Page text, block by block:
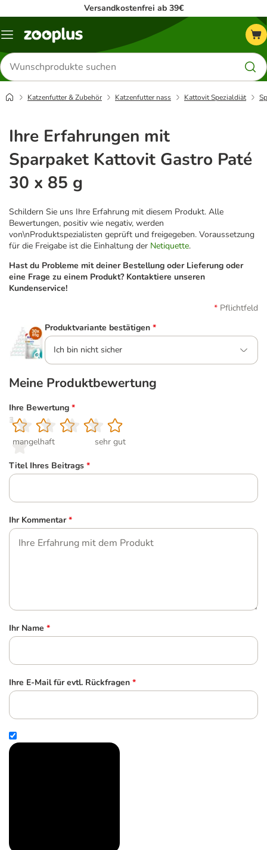
Versandkostenfrei ab 39€
Menü
Produkte
suchen
Katzenfutter & Zubehör Katzenfutter nass Kattovit Spezialdiät
Ihre Erfahrungen mit
Sparpaket Kattovit Gastro Paté
30 x 85 g
Schildern Sie uns Ihre Erfahrung mit diesem Produkt. Alle
Bewertungen, positiv wie negativ, werden
von\nProduktspezialisten geprüft und freigegeben. Voraussetzung
für die Freigabe ist die Einhaltung der Netiquette.
Hast du Probleme mit deiner Bestellung oder Lieferung oder
eine Frage zu einem Produkt? Kontaktiere unseren
Kundenservice!
Pflichtfeld
Produktvariante bestätigen *
Ich bin nicht sicher
Meine Produktbewertung
Ihre Bewertung *
1
mangelhaft
2
3
4
5
sehr gut
Titel Ihres Beitrags *
Ihr Kommentar *
Ihr Name *
Ihre E-Mail für evtl. Rückfragen *